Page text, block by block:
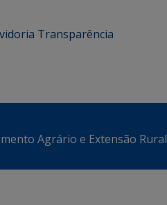
Transparência
Agrário e Extensão Rural